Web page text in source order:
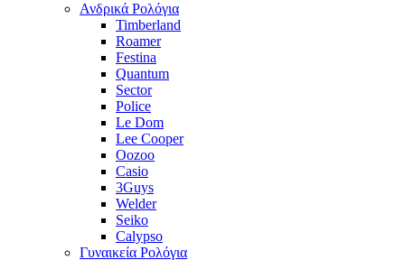
Ανδρικά Ρολόγια
Timberland
Roamer
Festina
Quantum
Sector
Police
Le Dom
Lee Cooper
Oozoo
Casio
3Guys
Welder
Seiko
Calypso
Γυναικεία Ρολόγια